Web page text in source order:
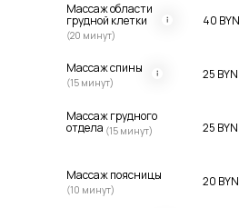
Массаж области
грудной клетки
(20 минут)
40 BYN
Массаж спины
(15 минут)
25 BYN
Массаж грудного
отдела (15 минут) 25 BYN
Массаж поясницы
(10 минут)
20 BYN